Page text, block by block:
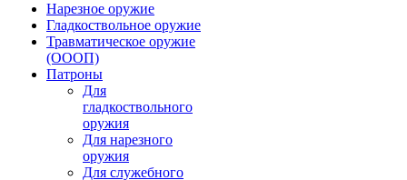
Нарезное оружие
Гладкоствольное оружие
Травматическое оружие
(ОООП)
Патроны
Для
гладкоствольного
оружия
Для нарезного
оружия
Для служебного